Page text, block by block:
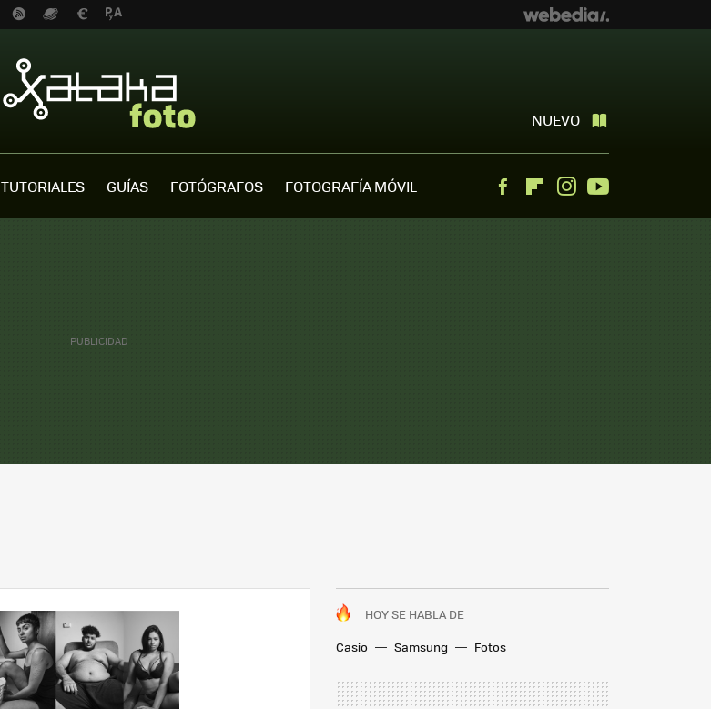
NUEVO
TUTORIALES GUÍAS FOTÓGRAFOS FOTOGRAFÍA MÓVIL FacebookFlipboardInstagram
HOY SE HABLA DE
Casio
Samsung Fotos